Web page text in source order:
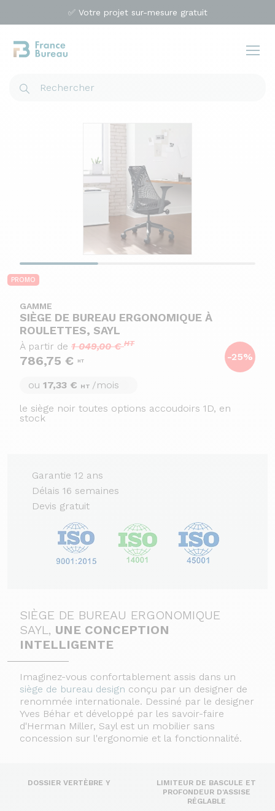
✅ Votre projet sur-mesure gratuit
PROMO
GAMME
SIÈGE DE BUREAU ERGONOMIQUE À
ROULETTES, SAYL
-25%
À partir de 1 049,00 €HT
786,75 € HT
ou 17,33 € HT /mois
le siège noir toutes options accoudoirs 1D, en
stock
Garantie 12 ans
Délais 16 semaines
Devis gratuit
SIÈGE DE BUREAU ERGONOMIQUE
SAYL, UNE CONCEPTION
INTELLIGENTE
Imaginez-vous confortablement assis dans un
siège de bureau design conçu par un designer de
renommée internationale. Dessiné par le designer
Yves Béhar et développé par les savoir-faire
d'Herman Miller, Sayl est un mobilier sans
concession sur l'ergonomie et la fonctionnalité.
DOSSIER VERTÈBRE Y
LIMITEUR DE BASCULE ET
PROFONDEUR D'ASSISE
RÉGLABLE